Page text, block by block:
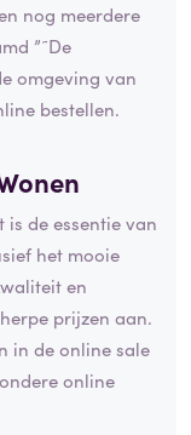
nog meerdere
”˜De
omgeving van
bestellen.
de essentie van
het mooie
en
prijzen aan.
in de online sale
online